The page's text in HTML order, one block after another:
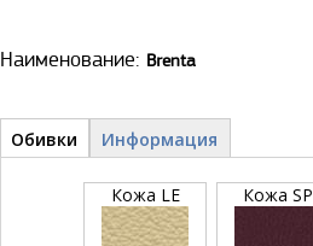
Наименование: Brenta
Детали и обивки
Обивки (активная
вкладка)
Информация
Кожа LE Кожа SP